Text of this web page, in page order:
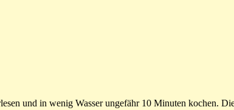
und in wenig Wasser ungefähr 10 Minuten kochen.